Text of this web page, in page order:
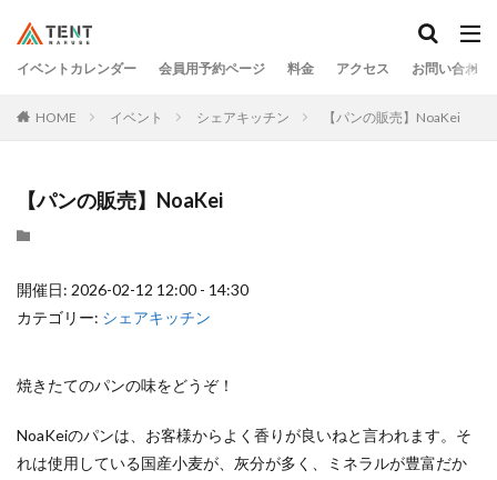
イベントカレンダー 会員用予約ページ 料金 アクセス お問い合わせ
HOME イベント シェアキッチン 【パンの販売】NoaKei
【パンの販売】NoaKei
開催日: 2026-02-12 12:00 - 14:30
カテゴリー: シェアキッチン
焼きたてのパンの味をどうぞ！
NoaKeiのパンは、お客様からよく香りが良いねと言われます。そ
れは使用している国産小麦が、灰分が多く、ミネラルが豊富だか